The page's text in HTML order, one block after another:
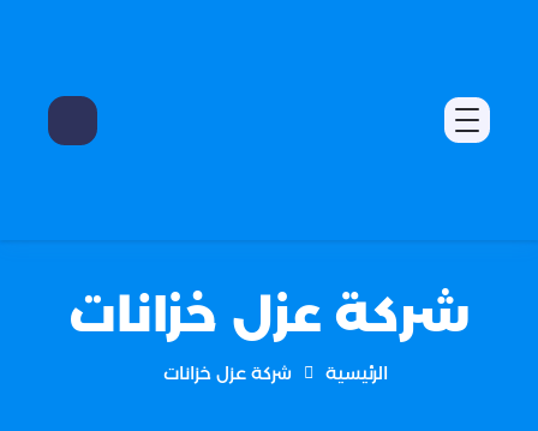
شركة عزل خزانات
الرئيسية شركة عزل خزانات